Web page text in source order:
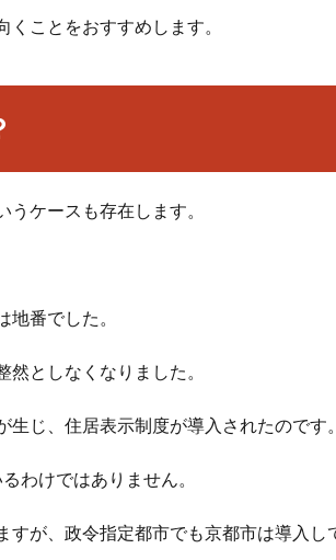
ことをおすすめします。
ケースも存在します。
番でした。
としなくなりました。
じ、住居表示制度が導入されたのです。
わけではありません。
が、政令指定都市でも京都市は導入し